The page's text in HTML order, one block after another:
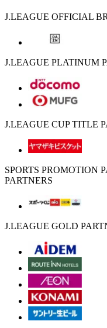
J.LEAGUE OFFICIAL
J.LEAGUE PLATINUM
J.LEAGUE CUP TITLE
SPORTS PROMOTION
PARTNERS
J.LEAGUE GOLD